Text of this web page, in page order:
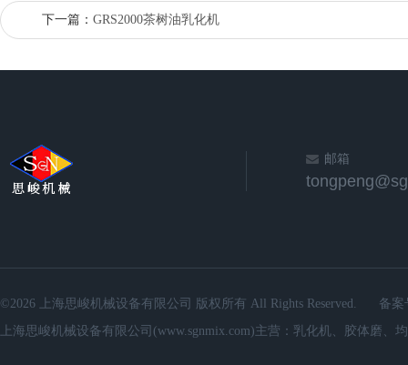
下一篇： GRS2000茶树油乳化机
邮箱
©2026 上海思峻机械设备有限公司 版权所有 All Rights Reserved.
备案
上海思峻机械设备有限公司(www.sgnmix.com)主营：乳化机、胶体磨